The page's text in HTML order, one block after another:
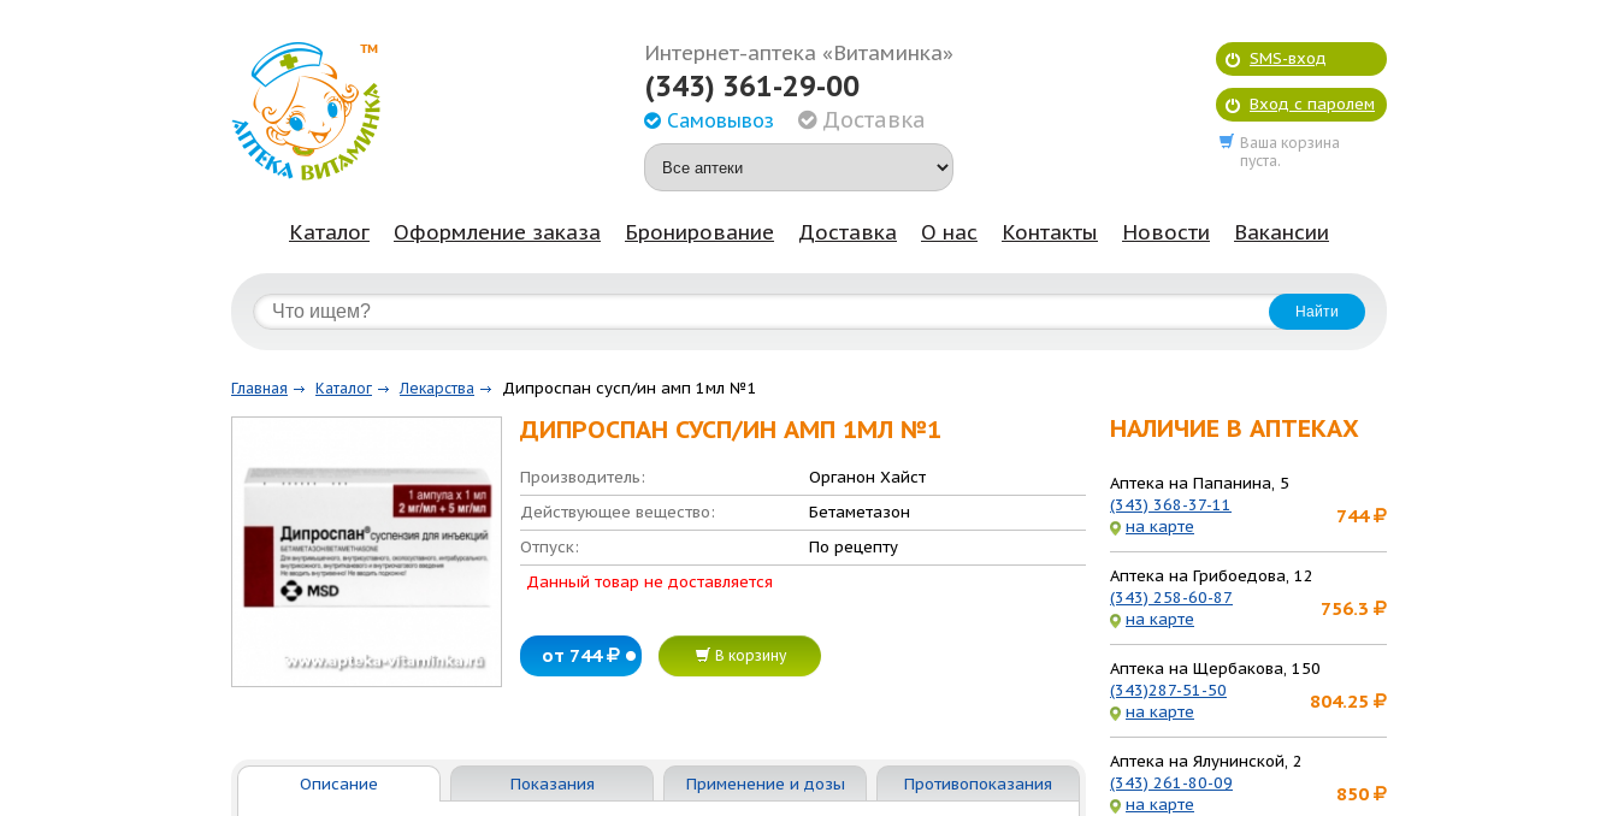
Интернет-аптека «Витаминка»
(343) 361-29-00
Самовывоз Доставка
SMS-вход
Вход с паролем
Ваша корзина
пуста.
Каталог Оформление заказа Бронирование Доставка О нас Контакты Новости Вакансии
Главная Каталог Лекарства Дипроспан сусп/ин амп 1мл №1
ДИПРОСПАН СУСП/ИН АМП 1МЛ №1
Производитель:
Органон Хайст
Действующее вещество:
Бетаметазон
Отпуск:
По рецепту
Данный товар не доставляется
от 744 В корзину
Описание Показания Применение и дозы Противопоказания
НАЛИЧИЕ В АПТЕКАХ
Аптека на Папанина, 5
(343) 368-37-11
на карте
744
Аптека на Грибоедова, 12
(343) 258-60-87
на карте
756.3
Аптека на Щербакова, 150
(343)287-51-50
на карте
804.25
Аптека на Ялунинской, 2
(343) 261-80-09
на карте
850